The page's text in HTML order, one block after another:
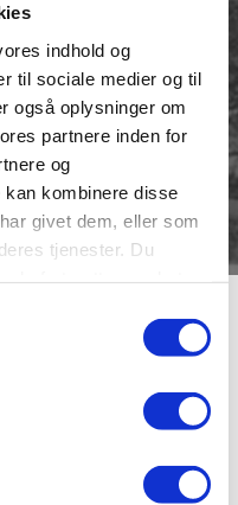
indhold og
til sociale medier og til
også oplysninger om
partnere inden for
og
kombinere disse
givet dem, eller som
tjenester. Du
Kirkestræde.